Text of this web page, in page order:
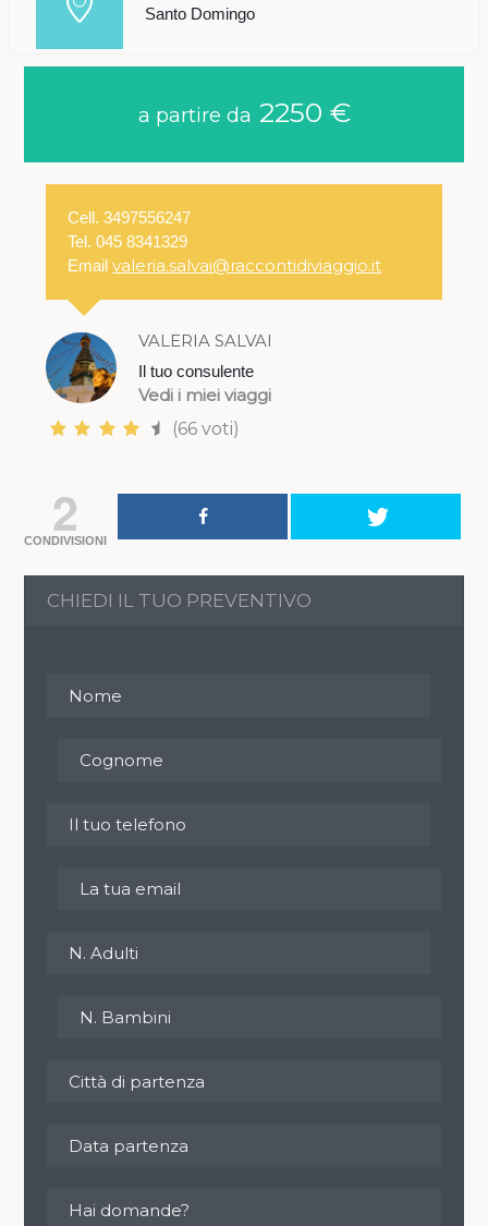
Santo Domingo
a partire da 2250 €
Cell. 3497556247
Tel. 045 8341329
Emailvaleria.salvai@raccontidiviaggio.it
VALERIA SALVAI
Il tuo consulente
Vedi i miei viaggi
(66 voti)
2
CONDIVISIONI
CHIEDI IL TUO PREVENTIVO